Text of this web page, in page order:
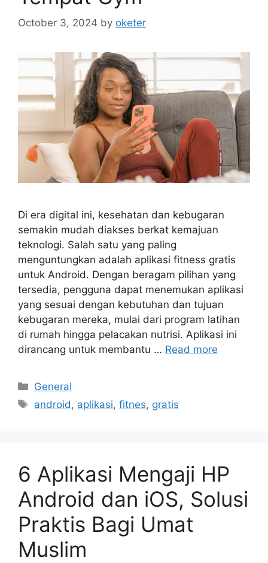
October 3, 2024 by oketer
Di era digital ini, kesehatan dan kebugaran
semakin mudah diakses berkat kemajuan
teknologi. Salah satu yang paling
menguntungkan adalah aplikasi fitness gratis
untuk Android. Dengan beragam pilihan yang
tersedia, pengguna dapat menemukan aplikasi
yang sesuai dengan kebutuhan dan tujuan
kebugaran mereka, mulai dari program latihan
di rumah hingga pelacakan nutrisi. Aplikasi ini
dirancang untuk membantu … Read more
Categories
General
Tags
android, aplikasi,fitnes, gratis
6 Aplikasi Mengaji HP
Android dan iOS, Solusi
Praktis Bagi Umat
Muslim